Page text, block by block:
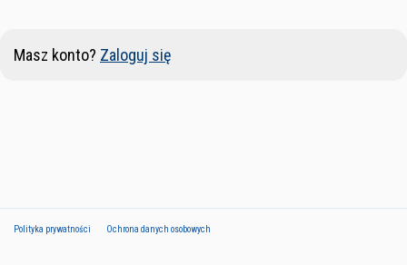
Masz konto? Zaloguj się
Polityka prywatności Ochrona danych osobowych